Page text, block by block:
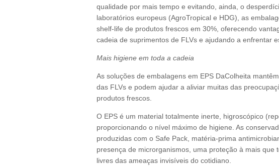
qualidade por mais tempo e evitando, ainda, o
laboratórios europeus (AgroTropical e HDG), as
shelf-life de produtos frescos em 30%, oferecendo
cadeia de suprimentos de FLVs e ajudando a enfrentar
Mais higiene em toda a cadeia
As soluções de embalagens em EPS DaColheita
das FLVs e podem ajudar a aliviar muitas das
produtos frescos.
O EPS é um material totalmente inerte, higroscópico
proporcionando o nível máximo de higiene. As
produzidas com o Safe Pack, matéria-prima
presença de microrganismos, uma proteção à mais
livres das ameaças invisíveis do cotidiano.